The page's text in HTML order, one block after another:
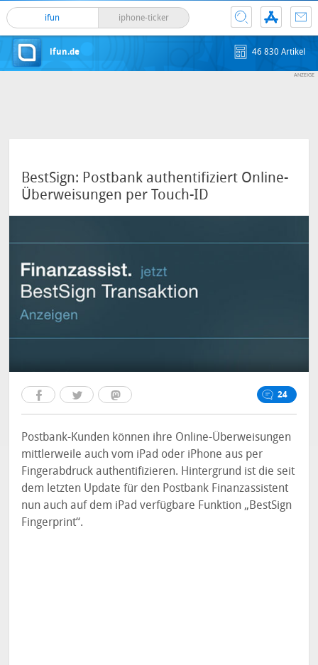
ifun iphone-ticker
ifun.de 46 830 Artikel
BestSign: Postbank authentifiziert Online-
Überweisungen per Touch-ID
24
Postbank-Kunden können ihre Online-Überweisungen
mittlerweile auch vom iPad oder iPhone aus per
Fingerabdruck authentifizieren. Hintergrund ist die seit
dem letzten Update für den Postbank Finanzassistent
nun auch auf dem iPad verfügbare Funktion „BestSign
Fingerprint“.